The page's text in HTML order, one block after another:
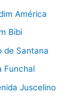
América
Bibi
de Santana
Funchal
Juscelino